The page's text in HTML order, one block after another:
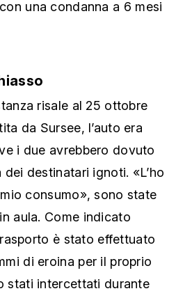
una condanna a 6 mesi
risale al 25 ottobre
da Sursee, l’auto era
i due avrebbero dovuto
dei destinatari ignoti. «L’ho
consumo», sono state
aula. Come indicato
è stato effettuato
di eroina per il proprio
stati intercettati durante